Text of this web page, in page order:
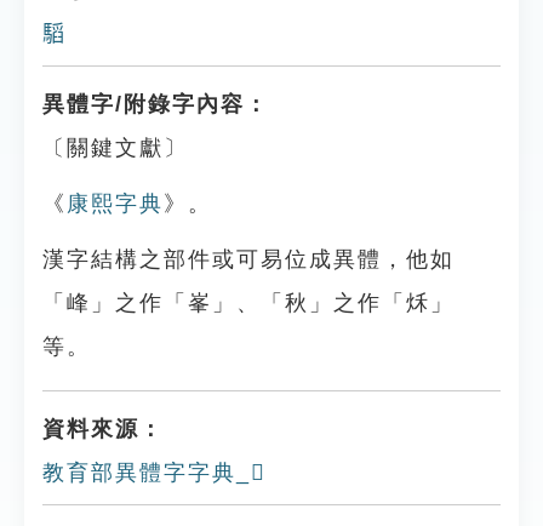
𩥅
異體字/附錄字內容：
〔關鍵文獻〕
《 康熙字典 》。
漢字結構之部件或可易位成異體，他如
「峰」之作「峯」、「秋」之作「秌」
等。
資料來源：
教育部異體字字典_𩥓